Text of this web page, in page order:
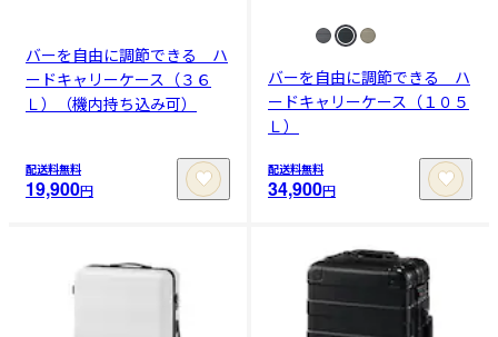
バーを自由に調節できる ハ
ードキャリーケース（３６
Ｌ）（機内持ち込み可）
配送料無料
19,900円
バーを自由に調節できる ハ
ードキャリーケース（１０５
Ｌ）
配送料無料
34,900円